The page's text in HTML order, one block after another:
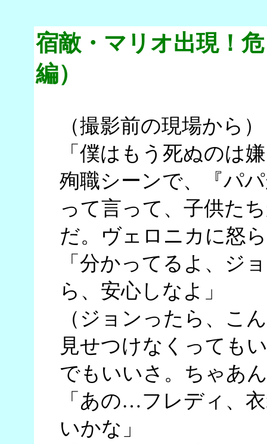
宿敵・マリオ出現！
編）
（撮影前の現場から）
「僕はもう死ぬのは
殉職シーンで、『パ
って言って、子供た
だ。ヴェロニカに怒
「分かってるよ、ジ
ら、安心しなよ」
（ジョンったら、こ
見せつけなくっても
でもいいさ。ちゃあ
「あの…フレディ、
いかな」